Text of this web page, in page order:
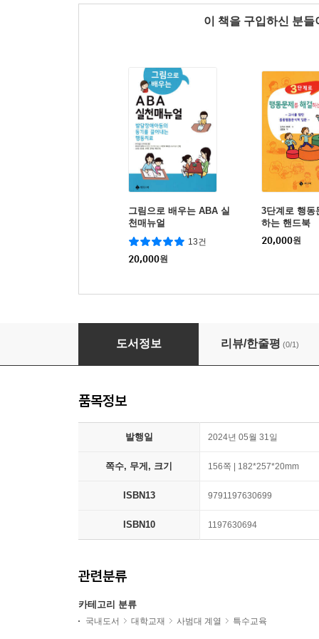
이 책을 구입하신 분
그림으로 배우는 ABA 실
천매뉴얼
13건
20,000원
3단계로 행동
하는 핸드북
20,000원
부모가 묻고 교사가 답하는 우리 아이 행동 지도
도서정보 리뷰/한줄평 (0/1)
품목정보
발행일 2024년 05월 31일
쪽수, 무게, 크기 156쪽 | 182*257*20mm
ISBN13 9791197630699
ISBN10 1197630694
관련분류
카테고리 분류
국내도서 대학교재 사범대 계열 특수교육